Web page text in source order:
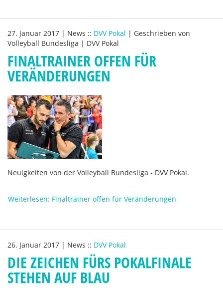
27. Januar 2017 | News :: DVV Pokal | Geschrieben von
Volleyball Bundesliga | DVV Pokal
FINALTRAINER OFFEN FÜR
VERÄNDERUNGEN
Neuigkeiten von der Volleyball Bundesliga - DVV Pokal.
Weiterlesen: Finaltrainer offen für Veränderungen
26. Januar 2017 | News :: DVV Pokal
DIE ZEICHEN FÜRS POKALFINALE
STEHEN AUF BLAU